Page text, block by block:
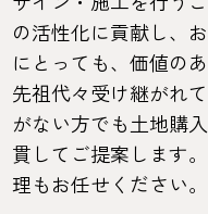
の活性化に貢献し、
にとっても、価値の
先祖代々受け継がれ
がない方でも土地購
貫してご提案します
理もお任せください。